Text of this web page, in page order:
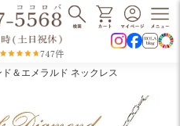
747件
＆エメラルド ネックレス